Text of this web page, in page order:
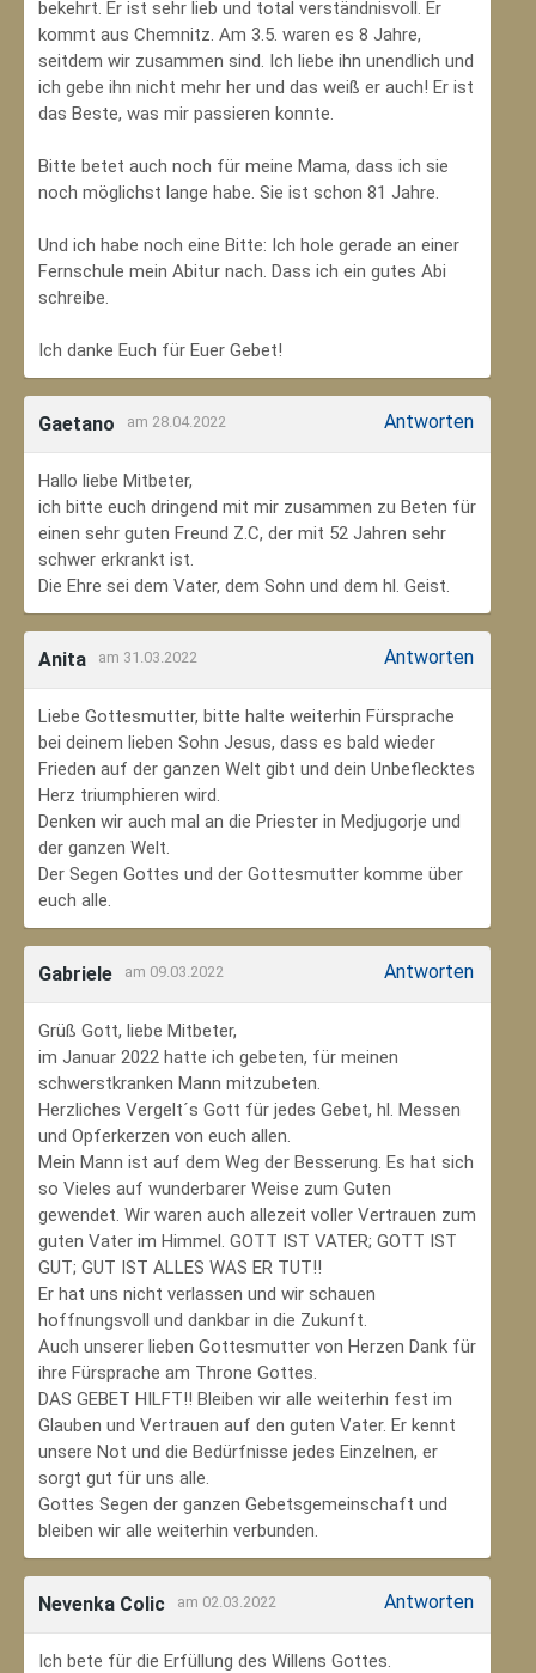
bekehrt. Er ist sehr lieb und total verständnisvoll. Er
kommt aus Chemnitz. Am 3.5. waren es 8 Jahre,
seitdem wir zusammen sind. Ich liebe ihn unendlich und
ich gebe ihn nicht mehr her und das weiß er auch! Er ist
das Beste, was mir passieren konnte.
Bitte betet auch noch für meine Mama, dass ich sie
noch möglichst lange habe. Sie ist schon 81 Jahre.
Und ich habe noch eine Bitte: Ich hole gerade an einer
Fernschule mein Abitur nach. Dass ich ein gutes Abi
schreibe.
Ich danke Euch für Euer Gebet!
Gaetano am 28.04.2022 Antworten
Hallo liebe Mitbeter,
ich bitte euch dringend mit mir zusammen zu Beten für
einen sehr guten Freund Z.C, der mit 52 Jahren sehr
schwer erkrankt ist.
Die Ehre sei dem Vater, dem Sohn und dem hl. Geist.
Anita am 31.03.2022 Antworten
Liebe Gottesmutter, bitte halte weiterhin Fürsprache
bei deinem lieben Sohn Jesus, dass es bald wieder
Frieden auf der ganzen Welt gibt und dein Unbeflecktes
Herz triumphieren wird.
Denken wir auch mal an die Priester in Medjugorje und
der ganzen Welt.
Der Segen Gottes und der Gottesmutter komme über
euch alle.
Gabriele am 09.03.2022 Antworten
Grüß Gott, liebe Mitbeter,
im Januar 2022 hatte ich gebeten, für meinen
schwerstkranken Mann mitzubeten.
Herzliches Vergelt´s Gott für jedes Gebet, hl. Messen
und Opferkerzen von euch allen.
Mein Mann ist auf dem Weg der Besserung. Es hat sich
so Vieles auf wunderbarer Weise zum Guten
gewendet. Wir waren auch allezeit voller Vertrauen zum
guten Vater im Himmel. GOTT IST VATER; GOTT IST
GUT; GUT IST ALLES WAS ER TUT!!
Er hat uns nicht verlassen und wir schauen
hoffnungsvoll und dankbar in die Zukunft.
Auch unserer lieben Gottesmutter von Herzen Dank für
ihre Fürsprache am Throne Gottes.
DAS GEBET HILFT!! Bleiben wir alle weiterhin fest im
Glauben und Vertrauen auf den guten Vater. Er kennt
unsere Not und die Bedürfnisse jedes Einzelnen, er
sorgt gut für uns alle.
Gottes Segen der ganzen Gebetsgemeinschaft und
bleiben wir alle weiterhin verbunden.
Nevenka Colic am 02.03.2022 Antworten
Ich bete für die Erfüllung des Willens Gottes.